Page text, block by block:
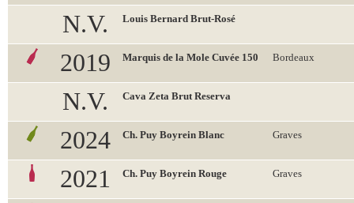
N.V. Louis Bernard Brut-Rosé
2019 Marquis de la Mole Cuvée 150 Bordeaux
N.V. Cava Zeta Brut Reserva
2024 Ch. Puy Boyrein Blanc Graves
2021 Ch. Puy Boyrein Rouge Graves